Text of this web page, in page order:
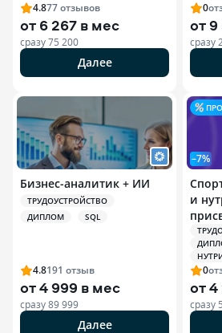
4.877отзывов
от 6 267 в мес
сразу75 200
Далее
0
от9
сразу
Бизнес-аналитик + ИИ
ТРУДОУСТРОЙСТВО
ДИПЛОМ
SQL
4.8191 отзыв
от4 999 в мес
сразу89 999
Далее
–7%
и
0
от4
сразу